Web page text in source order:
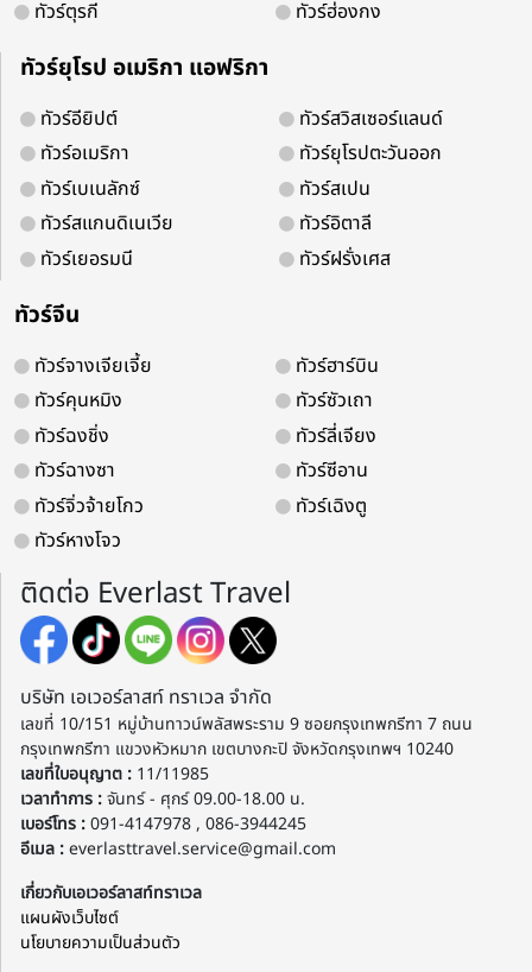
จองออนไลน์ 24 ชม.
ติดตามเพื่อรับโปรโมชั่น และสิทธิพิเ
ทัวร์ตุรกี
ทัวร์ฮ่องกง
ทัวร์ยุโรป อเมริกา แอฟริกา
ทัวร์อียิปต์
ทัวร์อเมริกา
ทัวร์เบเนลักซ์
ทัวร์สแกนดิเนเวีย
ทัวร์เยอรมนี
ทัวร์สวิสเซอร์แลนด์
ทัวร์ยุโรปตะวันออก
ทัวร์สเปน
ทัวร์อิตาลี
ทัวร์ฝรั่งเศส
ทัวร์จีน
ทัวร์จางเจียเจี้ย
ทัวร์คุนหมิง
ทัวร์ฉงชิ่ง
ทัวร์ฉางซา
ทัวร์จิ่วจ้ายโกว
ทัวร์หางโจว
ทัวร์ฮาร์บิน
ทัวร์ซัวเถา
ทัวร์ลี่เจียง
ทัวร์ซีอาน
ทัวร์เฉิงตู
ติดต่อ Everlast Travel
บริษัท เอเวอร์ลาสท์ ทราเวล จำกัด
เลขที่ 10/151 หมู่บ้านทาวน์พลัสพระราม 9 ซอยกรุงเทพกรีฑา 7 ถนน
กรุงเทพกรีฑา แขวงหัวหมาก เขตบางกะปิ จังหวัดกรุงเทพฯ 10240
เลขที่ใบอนุญาต : 11/11985
เวลาทำการ :จันทร์ - ศุกร์ 09.00-18.00 น.
เบอร์โทร :091-4147978 , 086-3944245
อีเมล :everlasttravel.service@gmail.com
เกี่ยวกับเอเวอร์ลาสท์ทราเวล
แผนผังเว็บไซต์
นโยบายความเป็นส่วนตัว